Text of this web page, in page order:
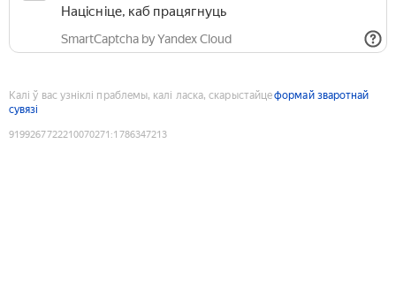
Націсніце, каб працягнуць
SmartCaptcha by Yandex Cloud
Калі ў вас узніклі праблемы, калі ласка, скарыстайцеформай зваротнай
сувязі
9199267722210070271 :1786347213